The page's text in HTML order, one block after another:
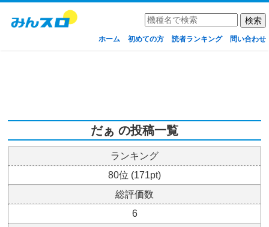
ホーム 初めての方 読者ランキング 問い合わせ
だぁ の投稿一覧
ランキング
80位 (171pt)
総評価数
6